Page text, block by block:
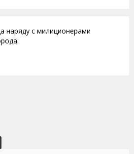
наряду с милиционерами